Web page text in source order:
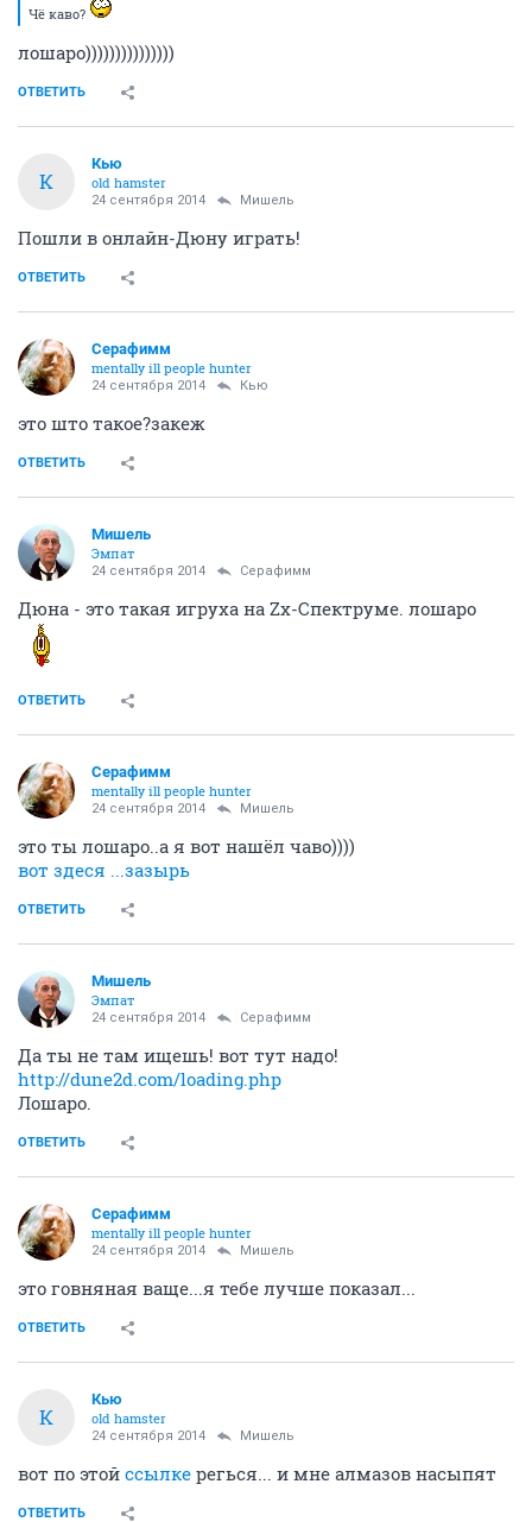
Чё каво?
лошаро)))))))))))))))
ОТВЕТИТЬ
К
Кью
old hamster
24 сентября 2014 Мишель
Пошли в онлайн-Дюну играть!
ОТВЕТИТЬ
Серафимм
mentally ill people hunter
24 сентября 2014 Кью
это што такое?закеж
ОТВЕТИТЬ
Мишель
Эмпат
24 сентября 2014 Серафимм
Дюна - это такая игруха на Zx-Спектруме. лошаро
ОТВЕТИТЬ
Серафимм
mentally ill people hunter
24 сентября 2014 Мишель
это ты лошаро..а я вот нашёл чаво))))
вот здеся ...зазырь
ОТВЕТИТЬ
Мишель
Эмпат
24 сентября 2014 Серафимм
Да ты не там ищешь! вот тут надо!
http://dune2d.com/loading.php
Лошаро.
ОТВЕТИТЬ
Серафимм
mentally ill people hunter
24 сентября 2014 Мишель
это говняная ваще...я тебе лучше показал...
ОТВЕТИТЬ
К
Кью
old hamster
24 сентября 2014 Мишель
вот по этой ссылке регься... и мне алмазов насыпят
ОТВЕТИТЬ